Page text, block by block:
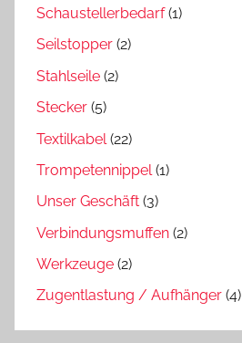
Schaustellerbedarf(1)
Seilstopper (2)
Stahlseile (2)
Stecker (5)
Textilkabel (22)
Trompetennippel(1)
Unser Geschäft (3)
Verbindungsmuffen (2)
Werkzeuge (2)
Zugentlastung / Aufhänger (4)